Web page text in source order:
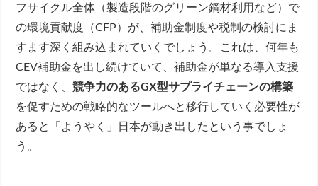
フサイクル全体（製造段階のグリーン鋼材利用など）で
の環境貢献度（CFP）が、補助金制度や税制の検討にま
すます深く組み込まれていくでしょう。これは、何年も
CEV補助金を出し続けていて、補助金が単なる導入支援
ではなく、競争力のあるGX型サプライチェーンの構築
を促すための戦略的なツールへと移行していく必要性が
あると「ようやく」日本が動き出したという事でしょ
う。